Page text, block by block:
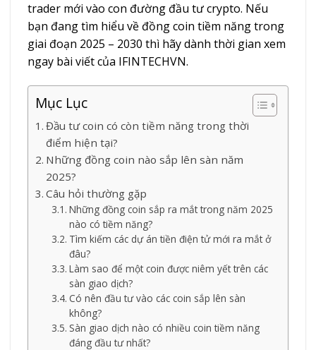
trader mới vào con đường đầu tư crypto. Nếu
bạn đang tìm hiểu về đồng coin tiềm năng trong
giai đoạn 2025 – 2030 thì hãy dành thời gian xem
ngay bài viết của IFINTECHVN.
Mục Lục
Đầu tư coin có còn tiềm năng trong thời
điểm hiện tại?
Những đồng coin nào sắp lên sàn năm
2025?
Câu hỏi thường gặp
Những đồng coin sắp ra mắt trong năm 2025
nào có tiềm năng?
Tìm kiếm các dự án tiền điện tử mới ra mắt ở
đâu?
Làm sao để một coin được niêm yết trên các
sàn giao dịch?
Có nên đầu tư vào các coin sắp lên sàn
không?
Sàn giao dịch nào có nhiều coin tiềm năng
đáng đầu tư nhất?